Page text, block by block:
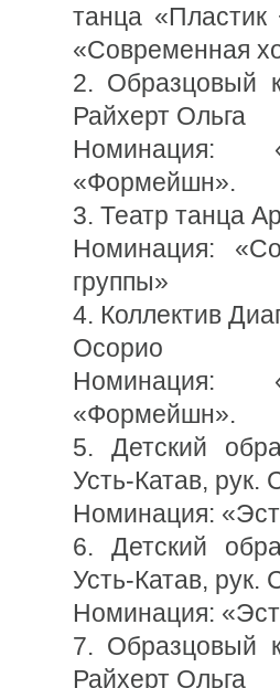
танца «Пластик
«Современная
2. Образцовый
Райхерт Ольга
Номинация:
«Формейшн».
3. Театр танца
Номинация:
группы»
4. Коллектив
Осорио
Номинация:
«Формейшн».
5. Детский
Усть-Катав,
Номинация:
6. Детский
Усть-Катав,
Номинация:
7. Образцовый
Райхерт Ольга